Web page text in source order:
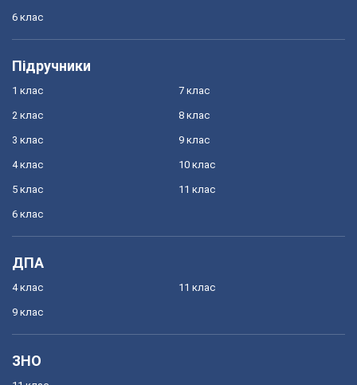
6 клас
Підручники
1 клас
2 клас
3 клас
4 клас
5 клас
6 клас
7 клас
8 клас
9 клас
10 клас
11 клас
ДПА
4 клас
9 клас
11 клас
ЗНО